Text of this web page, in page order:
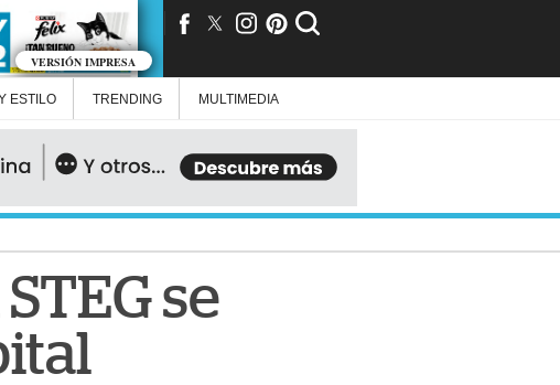
VERSIÓN IMPRESA
ESTILO TRENDING MULTIMEDIA
se